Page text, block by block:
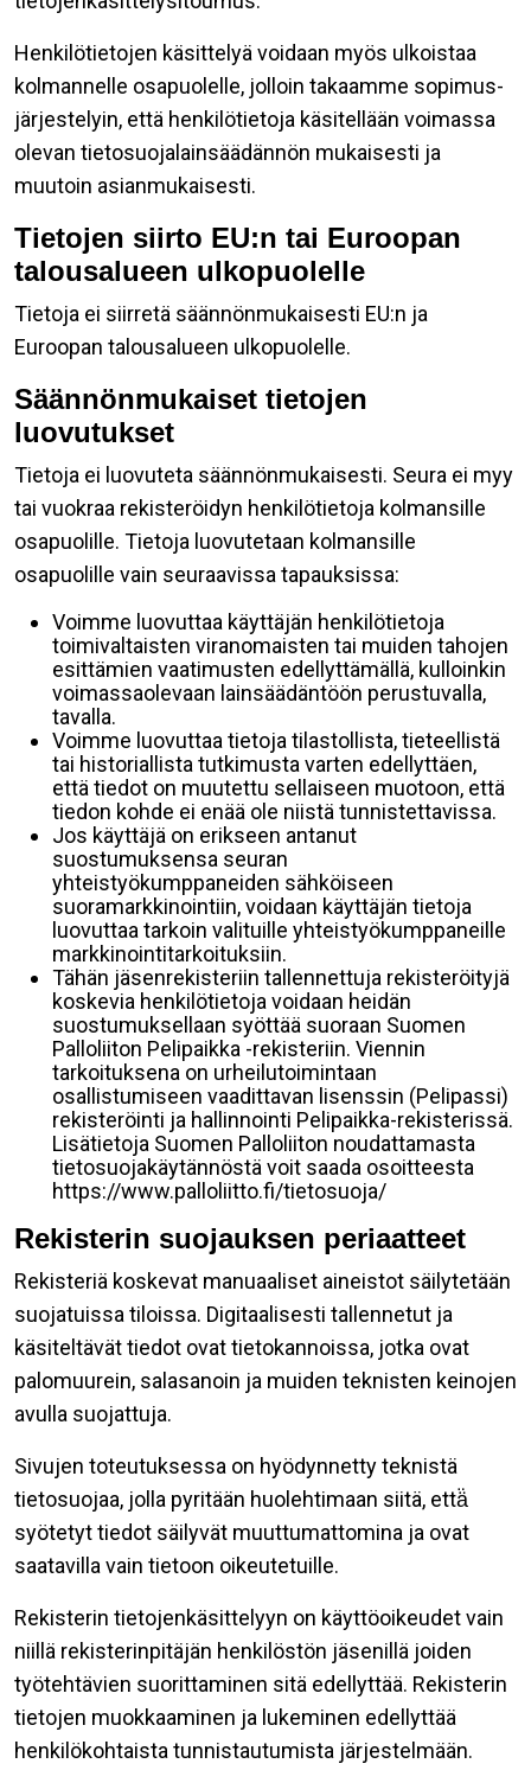
Henkilötietojen käsittelyä voidaan myös ulkoistaa
kolmannelle osapuolelle, jolloin takaamme sopimus-
järjestelyin, että henkilötietoja käsitellään voimassa
olevan tietosuojalainsäädännön mukaisesti ja
muutoin asianmukaisesti.
Tietojen siirto EU:n tai Euroopan
talousalueen ulkopuolelle
Tietoja ei siirretä säännönmukaisesti EU:n ja
Euroopan talousalueen ulkopuolelle.
Säännönmukaiset tietojen
luovutukset
Tietoja ei luovuteta säännönmukaisesti. Seura ei myy
tai vuokraa rekisteröidyn henkilötietoja kolmansille
osapuolille. Tietoja luovutetaan kolmansille
osapuolille vain seuraavissa tapauksissa:
Voimme luovuttaa käyttäjän henkilötietoja
toimivaltaisten viranomaisten tai muiden tahojen
esittämien vaatimusten edellyttämällä, kulloinkin
voimassaolevaan lainsäädäntöön perustuvalla,
tavalla.
Voimme luovuttaa tietoja tilastollista, tieteellistä
tai historiallista tutkimusta varten edellyttäen,
että tiedot on muutettu sellaiseen muotoon, että
tiedon kohde ei enää ole niistä tunnistettavissa.
Jos käyttäjä on erikseen antanut
suostumuksensa seuran
yhteistyökumppaneiden sähköiseen
suoramarkkinointiin, voidaan käyttäjän tietoja
luovuttaa tarkoin valituille yhteistyökumppaneille
markkinointitarkoituksiin.
Tähän jäsenrekisteriin tallennettuja rekisteröityjä
koskevia henkilötietoja voidaan heidän
suostumuksellaan syöttää suoraan Suomen
Palloliiton Pelipaikka -rekisteriin. Viennin
tarkoituksena on urheilutoimintaan
osallistumiseen vaadittavan lisenssin (Pelipassi)
rekisteröinti ja hallinnointi Pelipaikka-rekisterissä.
Lisätietoja Suomen Palloliiton noudattamasta
tietosuojakäytännöstä voit saada osoitteesta
https://www.palloliitto.fi/tietosuoja/
Rekisterin suojauksen periaatteet
Rekisteriä koskevat manuaaliset aineistot säilytetään
suojatuissa tiloissa. Digitaalisesti tallennetut ja
käsiteltävät tiedot ovat tietokannoissa, jotka ovat
palomuurein, salasanoin ja muiden teknisten keinojen
avulla suojattuja.
Sivujen toteutuksessa on hyödynnetty teknistä
tietosuojaa, jolla pyritään huolehtimaan siitä, että̈
syötetyt tiedot säilyvät muuttumattomina ja ovat
saatavilla vain tietoon oikeutetuille.
Rekisterin tietojenkäsittelyyn on käyttöoikeudet vain
niillä rekisterinpitäjän henkilöstön jäsenillä joiden
työtehtävien suorittaminen sitä edellyttää. Rekisterin
tietojen muokkaaminen ja lukeminen edellyttää
henkilökohtaista tunnistautumista järjestelmään.